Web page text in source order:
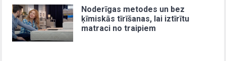
Noderīgas metodes un bez
ķīmiskās tīrīšanas, lai iztīrītu
matraci no traipiem